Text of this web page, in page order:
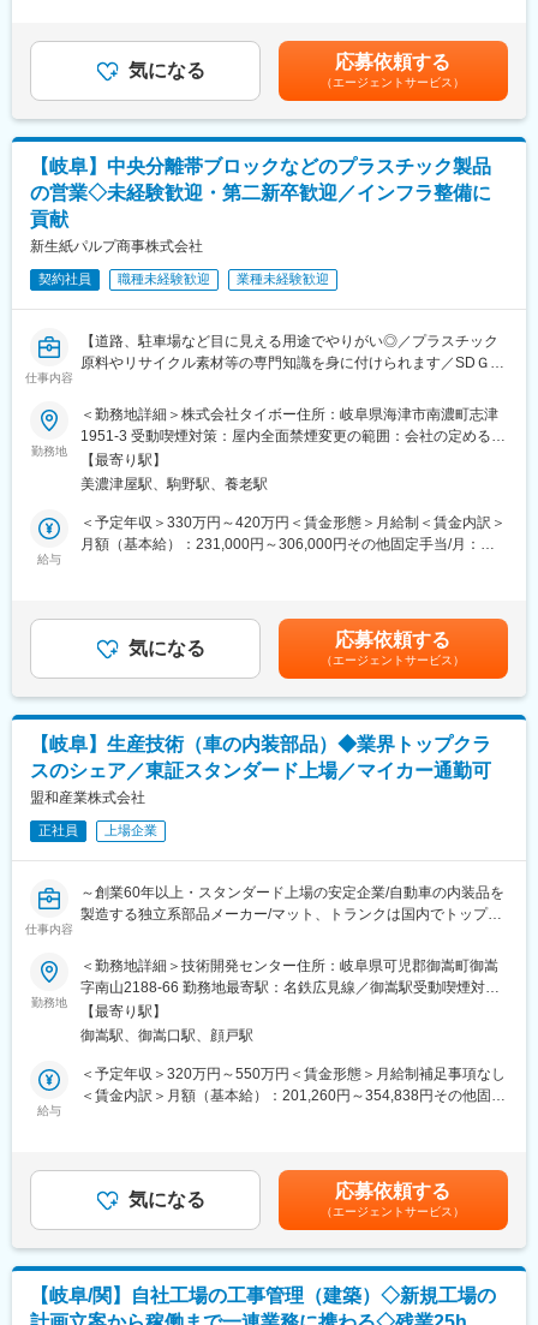
■働きやすさ
◎年休125日（土日祝休み）、残業10-20H程のため、仕事だけで
なく、プライベートの時間も大切にしていただけます♪
◎育休所得後の復帰率100%
ライフステージの変化にも柔軟に対応できる環境が整っています
創業125年以上！古くからアパレル産業で栄えた岐阜市に本社を
持つ東レグループの繊維専門商社です。
綿・糸・テキスタイル・縫製品での主要用途は衣料を中心に日本
のみならず、中国、アセアンの国々で生産活動を行っており、グ
ローバル企業として更なる発展を目指しております。
■業務の特徴：
取り扱う商材に制限はありません。
■働き方：
・直行直帰も可能ですので、自分の裁量に合わせて自由度高く働
・転勤も無いため、腰を据えて長く働ける環境です。
■配属先情報：
選考を通じて上下する可能性があります。月給(月額)は固定手当を
含めた表記です。
気になる 応募依頼する
（エージェントサービス）
【岐阜】中央分離帯ブロックなどのプラスチック製品
の営業◇未経験歓迎・第二新卒歓迎／インフラ整備に
貢献
新生紙パルプ商事株式会社
契約社員 職種未経験歓迎 業種未経験歓迎
仕事内容
【道路、駐車場など目に見える用途でやりがい◎／プラスチック
原料やリサイクル素材等の専門知識を身に付けられます／SDＧ
■業務内容
1. 既存顧客へのルート営業
すでに取引のある 建設会社・自治体・メーカー などを訪問
ニーズのヒアリング（例：駐車場の整備、工場の資材、災害対策
など）
製品の提案、見積作成、納品までのフォロー
製品の特徴を説明し、課題解決につながる提案を行う
3. 社内との連携
お客様の声を社内にフィードバックし、新製品開発にも貢献
■商材について
1. 成形製品（インフラ・建設向け）
例）中央分離帯ブロック（道路の安全対策）／車止め（シティポ
ール）（駐車場や施設の安全設備）など
2. 成形用材料（プラスチック原料）
製品をつくるための プラスチック原料（PP・PVC・PEなど） を
用途に合わせて配合を調整し、品質を保証する技術が強み。
3. 再生原料（リサイクル素材）
不要になったプラスチックを回収し、異物除去 → 洗浄 → 粉砕 →
ております。
→環境ビジネスとして注目度が高い領域です。
との信頼関係を構築していただきます。長期的な顧客とのリレー
ション構築が非常に重要となります。
■配属先：
新生紙パルプ商事株式会社の契約社員として株式会社TAIBOへ出
向していただきます。株式会社タイボー（TAIBO）は、和歌山県
に本社を置くプラスチックおよび繊維のマテリアルリサイクルを
勤務地
＜勤務地詳細＞株式会社タイボー住所：岐阜県海津市南濃町志津
1951-3 受動喫煙対策：屋内全面禁煙変更の範囲：会社の定める事
業所
【最寄り駅】
美濃津屋駅、駒野駅、養老駅
給与
＜予定年収＞330万円～420万円＜賃金形態＞月給制＜賃金内訳＞
月額（基本給）：231,000円～306,000円その他固定手当/月：
あくまでも目安の金額であり、選考を通じて上下する可能性があ
ります。月給(月額)は固定手当を含めた表記です。
気になる 応募依頼する
（エージェントサービス）
【岐阜】生産技術（車の内装部品）◆業界トップクラ
スのシェア／東証スタンダード上場／マイカー通勤可
盟和産業株式会社
正社員 上場企業
仕事内容
～創業60年以上・スタンダード上場の安定企業/自動車の内装品を
製造する独立系部品メーカー/マット、トランクは国内でトップク
ポジションです～
■業務内容：
生産技術では主に以下業務をお任せ致します。
・図面を元に製品の仕様決定（材料・部品の選定、部品表の作
成、原価の検討）
・製造方法の検討（設備・型・治工具・工程の設計、試作品生産
検証、量産マニュアルの作成）
て内製です。
◇扱う設備の種類／生産する製品：プレス機、成型機／トランク
先輩社員からOJTで業務の流れを習得し、比較的簡単な加工の受
勤務地
＜勤務地詳細＞技術開発センター住所：岐阜県可児郡御嵩町御嵩
字南山2188-66 勤務地最寄駅：名鉄広見線／御嵩駅受動喫煙対
策：屋内全面禁煙変更の範囲：無
【最寄り駅】
御嵩駅、御嵩口駅、顔戸駅
給与
＜予定年収＞320万円～550万円＜賃金形態＞月給制補足事項なし
＜賃金内訳＞月額（基本給）：201,260円～354,838円その他固定
昇給：年1回■賞与：年2回（7月・12月）※過去実績平均3.5ヶ月分
■食事手当：3,000円賃金はあくまでも目安の金額であり、選考を
通じて上下する可能性があります。月給(月額)は固定手当を含めた
表記です。
気になる 応募依頼する
（エージェントサービス）
【岐阜/関】自社工場の工事管理（建築）◇新規工場の